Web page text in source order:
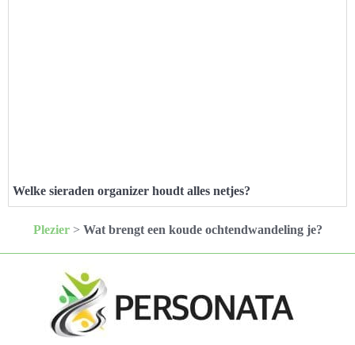
Welke sieraden organizer houdt alles netjes?
Plezier> Wat brengt een koude ochtendwandeling je?